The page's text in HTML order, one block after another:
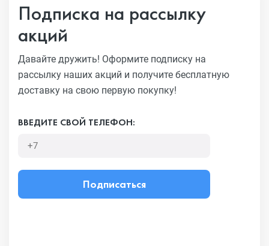
Подписка на рассылку
акций
Давайте дружить! Оформите подписку на
рассылку наших акций и получите бесплатную
доставку на свою первую покупку!
ВВЕДИТЕ СВОЙ ТЕЛЕФОН:
Подписаться